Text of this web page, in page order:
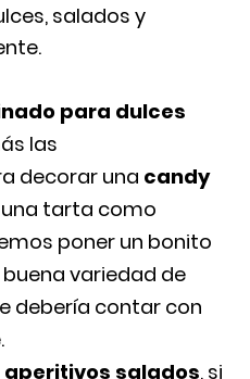
salados y
para dulces
las
decorar una candy
una tarta como
poner un bonito
variedad de
debería contar con
aperitivos salados, si